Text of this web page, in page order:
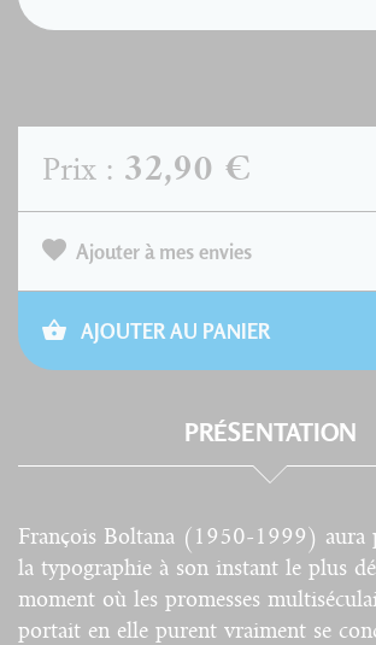
Prix : 32,90 €
Ajouter à mes envies
AJOUTER AU PANIER
PRÉSENTATION
François Boltana (1950-1999) aura
la typographie à son instant le plus
moment où les promesses
portait en elle purent vraiment se